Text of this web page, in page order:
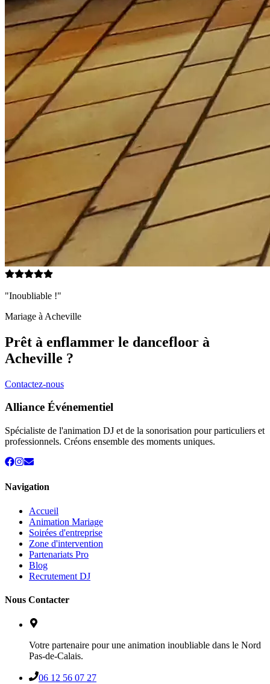
"Inoubliable !"
Mariage à Acheville
Prêt à enflammer le dancefloor à
Acheville ?
Contactez-nous
Alliance Événementiel
Spécialiste de l'animation DJ et de la sonorisation pour particuliers et
professionnels. Créons ensemble des moments uniques.
Navigation
Accueil
Animation Mariage
Soirées d'entreprise
Zone d'intervention
Partenariats Pro
Blog
Recrutement DJ
Nous Contacter
Votre partenaire pour une animation inoubliable dans le Nord
Pas-de-Calais.
06 12 56 07 27